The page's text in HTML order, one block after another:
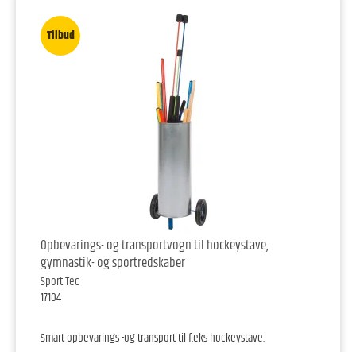
Tilbud
Opbevarings- og transportvogn til hockeystave,
gymnastik- og sportredskaber
Sport Tec
17104
Smart opbevarings -og transport til f.eks hockeystave.